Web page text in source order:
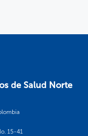
de Salud Norte
15-41